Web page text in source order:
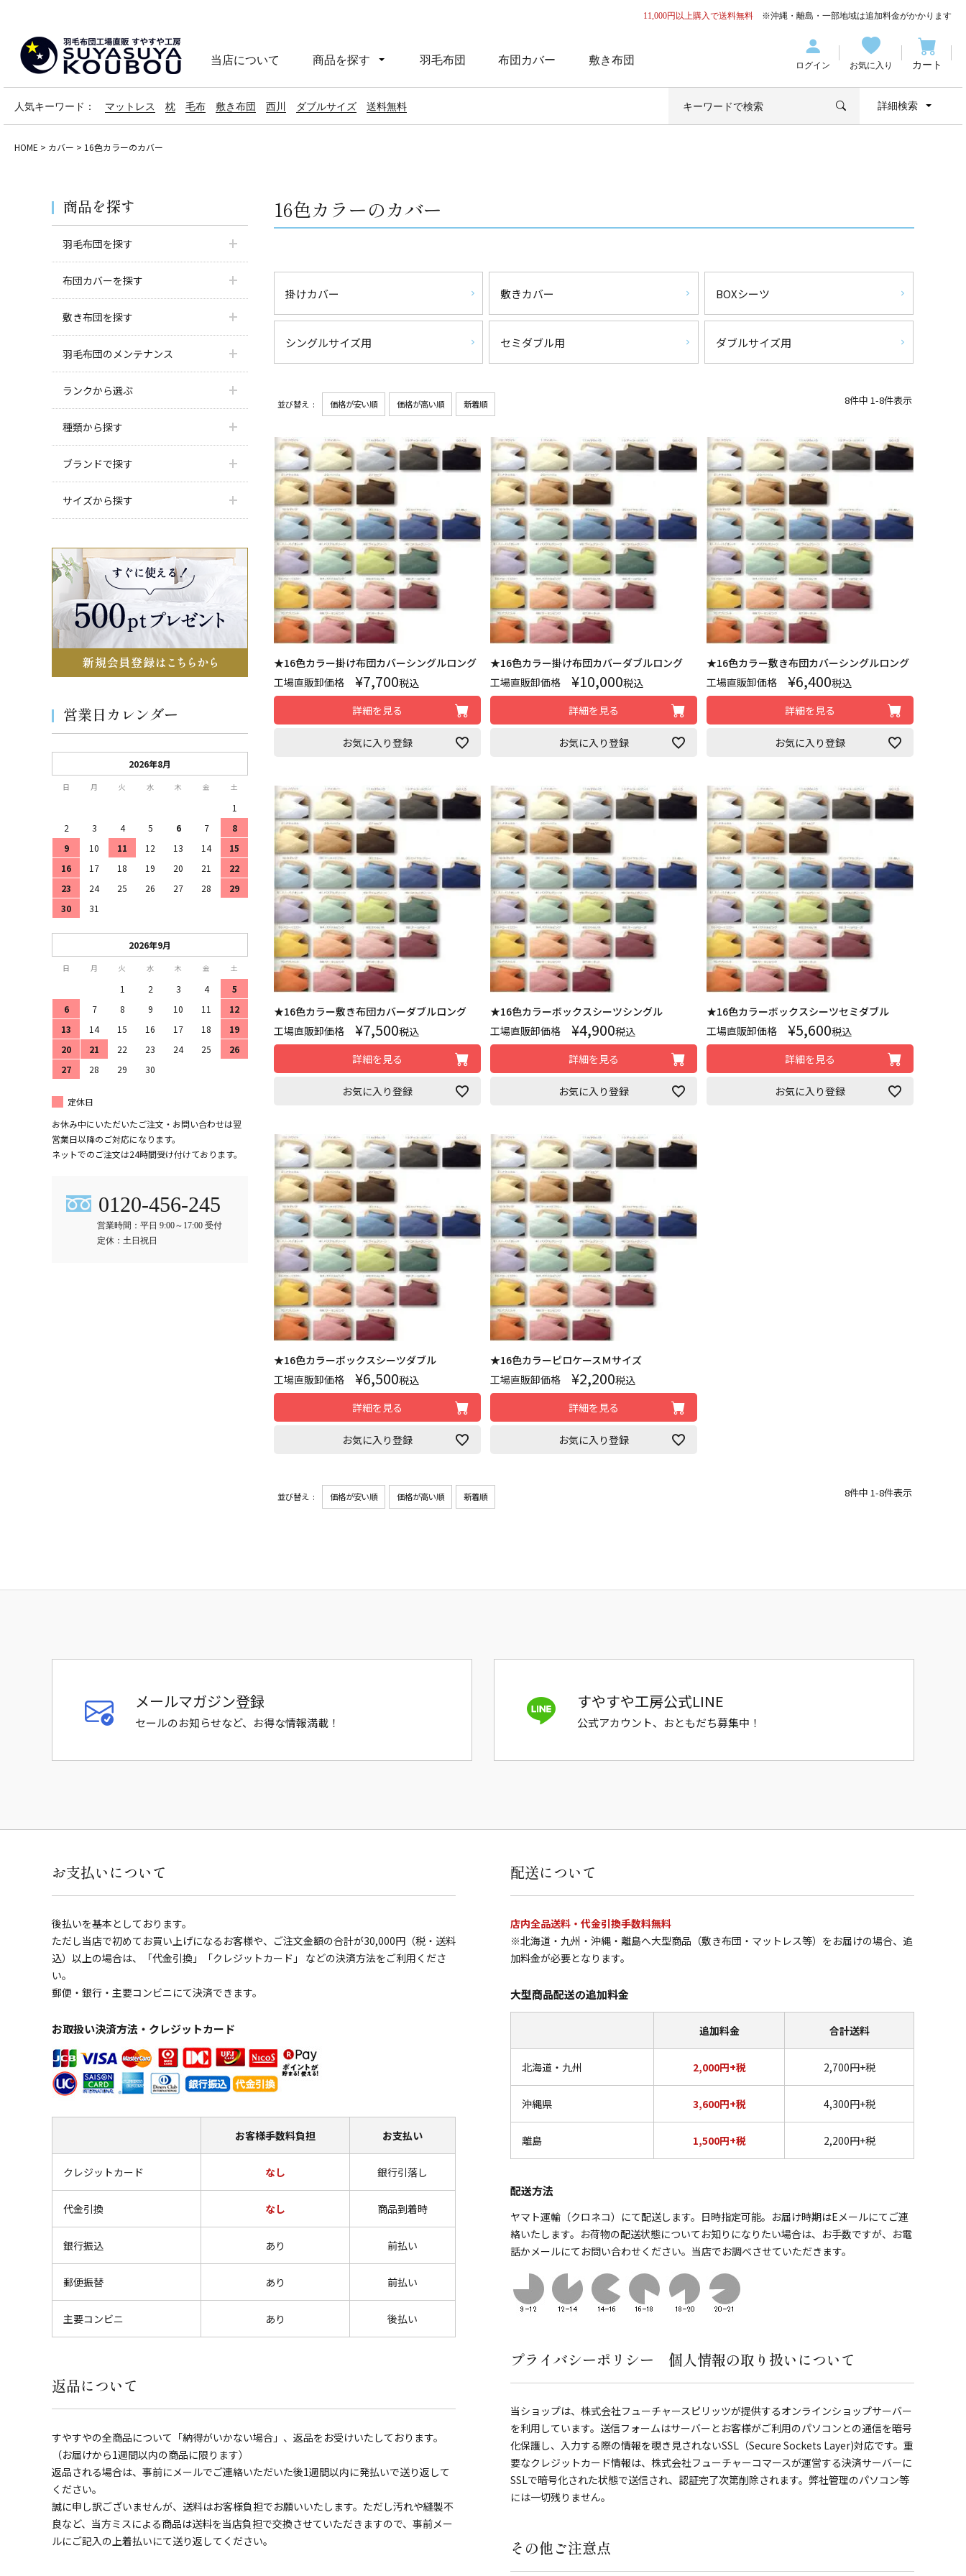
11,000円以上購入で送料無料 ※沖縄・離島・一部地域は追加料金がかかります
当店について 商品を探す 羽毛布団 布団カバー 敷き布団 ログイン お気に入り カート
人気キーワード： マットレス 枕 毛布 敷き布団 西川 ダブルサイズ 送料無料 詳細検索
HOME カバー 16色カラーのカバー
商品を探す
羽毛布団を探す
布団カバーを探す
敷き布団を探す
羽毛布団のメンテナンス
ランクから選ぶ
種類から探す
ブランドで探す
サイズから探す
営業日カレンダー
2026年8月
日 月 火 水 木 金 土
1
2
3 4 5 6 7
8
9
10 11 12 13 14
15
16
17 18 19 20 21
22
23
24 25 26 27 28
29
30
31
2026年9月
日 月 火 水 木 金 土
1 2 3 4
5
6
7 8 9 10 11
12
13
14 15 16 17 18
19
20
21 22 23 24 25
26
27
28 29 30
定休日
お休み中にいただいたご注文・お問い合わせは翌
営業日以降のご対応になります。
ネットでのご注文は24時間受け付けております。
0120-456-245
営業時間：平日 9:00～17:00 受付
定休：土日祝日
16色カラーのカバー
掛けカバー 敷きカバー BOXシーツ
シングルサイズ用 セミダブル用 ダブルサイズ用
並び替え 価格が安い順 価格が高い順 新着順 8件中 1-8件表示
★16色カラー掛け布団カバーシングルロング
工場直販卸価格
¥7,700税込
詳細を見る
お気に入り登録
★16色カラー掛け布団カバーダブルロング
工場直販卸価格
¥10,000税込
詳細を見る
お気に入り登録
★16色カラー敷き布団カバーシングルロング
工場直販卸価格
¥6,400税込
詳細を見る
お気に入り登録
★16色カラー敷き布団カバーダブルロング
工場直販卸価格
¥7,500税込
詳細を見る
お気に入り登録
★16色カラーボックスシーツシングル
工場直販卸価格
¥4,900税込
詳細を見る
お気に入り登録
★16色カラーボックスシーツセミダブル
工場直販卸価格
¥5,600税込
詳細を見る
お気に入り登録
★16色カラーボックスシーツダブル
工場直販卸価格
¥6,500税込
詳細を見る
お気に入り登録
★16色カラーピロケースＭサイズ
工場直販卸価格
¥2,200税込
詳細を見る
お気に入り登録
並び替え 価格が安い順 価格が高い順 新着順 8件中 1-8件表示
メールマガジン登録
セールのお知らせなど、お得な情報満載！
すやすや工房公式LINE
公式アカウント、おともだち募集中！
お支払いについて
後払いを基本としております。
ただし当店で初めてお買い上げになるお客様や、ご注文金額の合計が30,000円（税・送料
込）以上の場合は、「代金引換」「クレジットカード」 などの決済方法をご利用くださ
い。
郵便・銀行・主要コンビニにて決済できます。
お取扱い決済方法・クレジットカード
お客様手数料負担 お支払い
クレジットカード なし 銀行引落し
代金引換 なし 商品到着時
銀行振込 あり 前払い
郵便振替 あり 前払い
主要コンビニ あり 後払い
返品について
すやすやの全商品について「納得がいかない場合」、返品をお受けいたしております。
（お届けから1週間以内の商品に限ります）
返品される場合は、事前にメールでご連絡いただいた後1週間以内に発払いで送り返して
ください。
誠に申し訳ございませんが、送料はお客様負担でお願いいたします。ただし汚れや縫製不
良など、当方ミスによる商品は送料を当店負担で交換させていただきますので、事前メー
ルにご記入の上着払いにて送り返してください。
配送について
店内全品送料・代金引換手数料無料
※北海道・九州・沖縄・離島へ大型商品（敷き布団・マットレス等）をお届けの場合、追
加料金が必要となります。
大型商品配送の追加料金
追加料金 合計送料
北海道・九州 2,000円+税 2,700円+税
沖縄県 3,600円+税 4,300円+税
離島 1,500円+税 2,200円+税
配送方法
ヤマト運輸（クロネコ）にて配送します。日時指定可能。お届け時期はEメールにてご連
絡いたします。お荷物の配送状態についてお知りになりたい場合は、お手数ですが、お電
話かメールにてお問い合わせください。当店でお調べさせていただきます。
プライバシーポリシー 個人情報の取り扱いについて
当ショップは、株式会社フューチャースピリッツが提供するオンラインショップサーバー
を利用しています。送信フォームはサーバーとお客様がご利用のパソコンとの通信を暗号
化保護し、入力する際の情報を覗き見されないSSL（Secure Sockets Layer)対応です。重
要なクレジットカード情報は、株式会社フューチャーコマースが運営する決済サーバーに
SSLで暗号化された状態で送信され、認証完了次第削除されます。弊社管理のパソコン等
には一切残りません。
その他ご注意点